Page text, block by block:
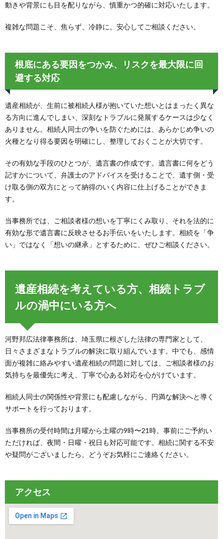
動きや背景にも目を配りながら、慎重かつ的確に対応いたします。
複雑な問題こそ、焦らず、冷静に。安心してご相談ください。
根底にある要因をつかみ、リスクを最大限に回
避する対応
遺産相続が、生前に被相続人様が抱いていた想いとはまったく異な
る方向に進んでしまい、深刻なトラブルに発展するケースは少なく
ありません。相続人同士の争いを防ぐためには、あらかじめ争いの
火種となり得る要因を明確にし、整理しておくことが大切です。
その有効な手段のひとつが、遺言書の作成です。遺言書に何をどう
記すかについて、弁護士のアドバイスを受けることで、遺す側・受
け取る側の双方にとって納得のいく内容に仕上げることができま
す。
当事務所では、ご相談者様の想いを丁寧にくみ取り、それを法的に
有効な形で遺言書に反映させるお手伝いをいたします。相続を「争
い」ではなく「想いの継承」とするために、ぜひご相談ください。
遺産相続を考えている方、相続トラブ
ルの渦中にいる方へ
河野邦広法律事務所は、埼玉県に根ざした法律の専門家として、
日々さまざまなトラブルの解決に取り組んでいます。中でも、感情
面が複雑に絡みやすい遺産相続の問題に対しては、ご相談者様のお
気持ちを最優先に考え、丁寧で心ある対応を心がけています。
相続人同士の関係性や背景にも配慮しながら、円満な解決へと導く
サポートを行っております。
当事務所の受付時間は月曜から土曜の9時〜21時。事前にご予約い
ただければ、夜間・日曜・祝日も対応可能です。相続に関する不安
や疑問がございましたら、どうぞお気軽にご連絡ください。
アクセス